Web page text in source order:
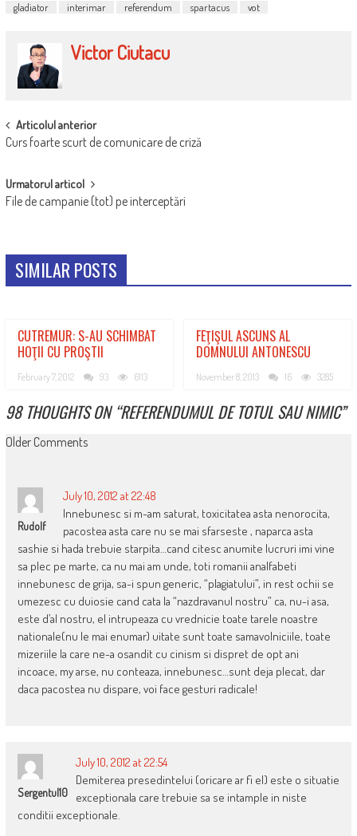
gladiator
interimar referendum spartacus vot
Victor Ciutacu
POST
NAVIGATION
Articolul anterior
Curs foarte scurt de comunicare de criză
Urmatorul articol
File de campanie (tot) pe interceptări
SIMILAR POSTS
CUTREMUR: S-AU SCHIMBAT
HOŢII CU PROŞTII
February 7, 2012 93 6113
FEŢIŞUL ASCUNS AL
DOMNULUI ANTONESCU
November 8, 2013 16 3285
98 THOUGHTS ON “REFERENDUMUL DE TOTUL SAU NIMIC”
COMMENT
Older Comments
Rudolf
July 10, 2012 at 22:48
Innebunesc si m-am saturat, toxicitatea asta nenorocita,
pacostea asta care nu se mai sfarseste , naparca asta
sashie si hada trebuie starpita…cand citesc anumite lucruri imi vine
sa plec pe marte, ca nu mai am unde, toti romanii analfabeti
innebunesc de grija, sa-i spun generic, “plagiatului”, in rest ochii se
umezesc cu duiosie cand cata la “nazdravanul nostru” ca, nu-i asa,
este d’al nostru, el intrupeaza cu vrednicie toate tarele noastre
nationale(nu le mai enumar) uitate sunt toate samavolniciile, toate
mizeriile la care ne-a osandit cu cinism si dispret de opt ani
incoace, my arse, nu conteaza, innebunesc…sunt deja plecat, dar
daca pacostea nu dispare, voi face gesturi radicale!
Sergentul10
July 10, 2012 at 22:54
Demiterea presedintelui (oricare ar fi el) este o situatie
exceptionala care trebuie sa se intample in niste
conditii exceptionale.